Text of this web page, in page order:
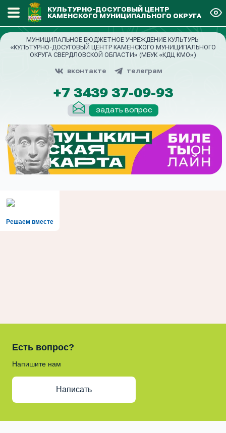
КУЛЬТУРНО-ДОСУГОВЫЙ ЦЕНТР
КАМЕНСКОГО МУНИЦИПАЛЬНОГО ОКРУГА
МУНИЦИПАЛЬНОЕ БЮДЖЕТНОЕ УЧРЕЖДЕНИЕ КУЛЬТУРЫ
«КУЛЬТУРНО-ДОСУГОВЫЙ ЦЕНТР КАМЕНСКОГО МУНИЦИПАЛЬНОГО
ОКРУГА СВЕРДЛОВСКОЙ ОБЛАСТИ» (МБУК «КДЦ КМО»)
вконтакте телеграм
+7 3439 37-09-93
задать вопрос
Решаем вместе
Есть вопрос?
Напишите нам
Написать